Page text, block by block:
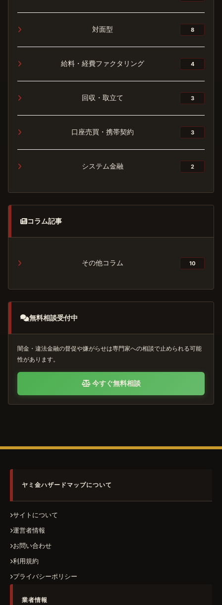
対面型 8
給料・経費ファクタリング 4
回収・取立て 3
口座売買・携帯契約 3
システム金融 2
コラム記事
その他コラム 10
無料相談受付中
闇金・違法金融の督促や嫌がらせは専門家への相談で止められる可能
性があります。
今すぐ無料相談
ヤミ金ハザードマップについて
サイトについて
運営者情報
お問い合わせ
利用規約
プライバシーポリシー
業者情報